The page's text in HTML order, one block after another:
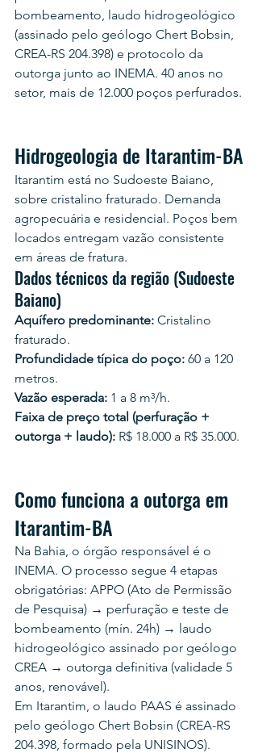
bombeamento, laudo hidrogeológico
(assinado pelo geólogo Chert Bobsin,
CREA-RS 204.398) e protocolo da
outorga junto ao INEMA. 40 anos no
setor, mais de 12.000 poços perfurados.
Hidrogeologia de Itarantim-BA
Itarantim está no Sudoeste Baiano,
sobre cristalino fraturado. Demanda
agropecuária e residencial. Poços bem
locados entregam vazão consistente
em áreas de fratura.
Dados técnicos da região (Sudoeste
Baiano)
Aquífero predominante: Cristalino
fraturado.
Profundidade típica do poço: 60 a 120
metros.
Vazão esperada: 1 a 8 m³/h.
Faixa de preço total (perfuração +
outorga + laudo): R$ 18.000 a R$ 35.000.
Como funciona a outorga em
Itarantim-BA
Na Bahia, o órgão responsável é o
INEMA. O processo segue 4 etapas
obrigatórias: APPO (Ato de Permissão
de Pesquisa) → perfuração e teste de
bombeamento (mín. 24h) → laudo
hidrogeológico assinado por geólogo
CREA → outorga definitiva (validade 5
anos, renovável).
Em Itarantim, o laudo PAAS é assinado
pelo geólogo Chert Bobsin (CREA-RS
204.398, formado pela UNISINOS).